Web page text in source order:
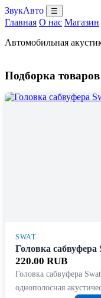
ЗвукАвто ☰
Главная О нас Магазин
Автомобильная
Подборка товаров
SWAT
Головка сабвуфера
220.00 RUB
Головка сабвуфера
однополосная